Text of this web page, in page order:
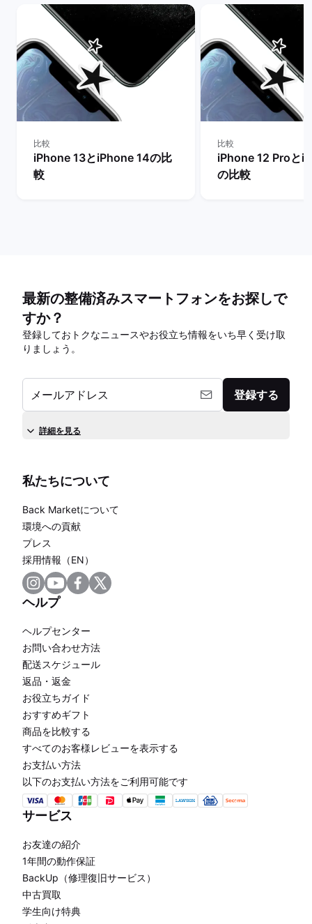
比較
iPhone 13とiPhone 14の比
較
比較
iPhone 12 Proと
の比較
最新の整備済みスマートフォンをお探しで
すか？
登録しておトクなニュースやお役立ち情報をいち早く受け取
りましょう。
メールアドレス 登録する
詳細を見る
私たちについて
Back Marketについて
環境への貢献
プレス
採用情報（EN）
ヘルプ
ヘルプセンター
お問い合わせ方法
配送スケジュール
返品・返金
お役立ちガイド
おすすめギフト
商品を比較する
すべてのお客様レビューを表示する
お支払い方法
以下のお支払い方法をご利用可能です
サービス
お友達の紹介
1年間の動作保証
BackUp（修理復旧サービス）
中古買取
学生向け特典